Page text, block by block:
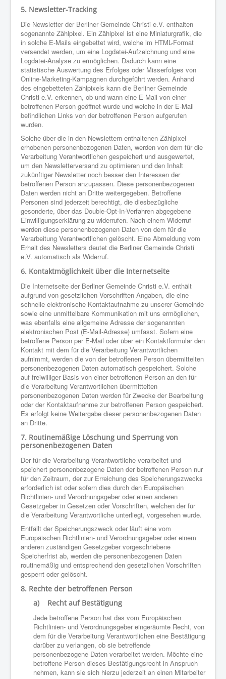
5. Newsletter-Tracking
Die Newsletter der Berliner Gemeinde Christi e.V. enthalten
sogenannte Zählpixel. Ein Zählpixel ist eine Miniaturgrafik, die
in solche E-Mails eingebettet wird, welche im HTML-Format
versendet werden, um eine Logdatei-Aufzeichnung und eine
Logdatei-Analyse zu ermöglichen. Dadurch kann eine
statistische Auswertung des Erfolges oder Misserfolges von
Online-Marketing-Kampagnen durchgeführt werden. Anhand
des eingebetteten Zählpixels kann die Berliner Gemeinde
Christi e.V. erkennen, ob und wann eine E-Mail von einer
betroffenen Person geöffnet wurde und welche in der E-Mail
befindlichen Links von der betroffenen Person aufgerufen
wurden.
Solche über die in den Newslettern enthaltenen Zählpixel
erhobenen personenbezogenen Daten, werden von dem für die
Verarbeitung Verantwortlichen gespeichert und ausgewertet,
um den Newsletterversand zu optimieren und den Inhalt
zukünftiger Newsletter noch besser den Interessen der
betroffenen Person anzupassen. Diese personenbezogenen
Daten werden nicht an Dritte weitergegeben. Betroffene
Personen sind jederzeit berechtigt, die diesbezügliche
gesonderte, über das Double-Opt-In-Verfahren abgegebene
Einwilligungserklärung zu widerrufen. Nach einem Widerruf
werden diese personenbezogenen Daten von dem für die
Verarbeitung Verantwortlichen gelöscht. Eine Abmeldung vom
Erhalt des Newsletters deutet die Berliner Gemeinde Christi
e.V. automatisch als Widerruf.
6. Kontaktmöglichkeit über die Internetseite
Die Internetseite der Berliner Gemeinde Christi e.V. enthält
aufgrund von gesetzlichen Vorschriften Angaben, die eine
schnelle elektronische Kontaktaufnahme zu unserer Gemeinde
sowie eine unmittelbare Kommunikation mit uns ermöglichen,
was ebenfalls eine allgemeine Adresse der sogenannten
elektronischen Post (E-Mail-Adresse) umfasst. Sofern eine
betroffene Person per E-Mail oder über ein Kontaktformular den
Kontakt mit dem für die Verarbeitung Verantwortlichen
aufnimmt, werden die von der betroffenen Person übermittelten
personenbezogenen Daten automatisch gespeichert. Solche
auf freiwilliger Basis von einer betroffenen Person an den für
die Verarbeitung Verantwortlichen übermittelten
personenbezogenen Daten werden für Zwecke der Bearbeitung
oder der Kontaktaufnahme zur betroffenen Person gespeichert.
Es erfolgt keine Weitergabe dieser personenbezogenen Daten
an Dritte.
7. Routinemäßige Löschung und Sperrung von
personenbezogenen Daten
Der für die Verarbeitung Verantwortliche verarbeitet und
speichert personenbezogene Daten der betroffenen Person nur
für den Zeitraum, der zur Erreichung des Speicherungszwecks
erforderlich ist oder sofern dies durch den Europäischen
Richtlinien- und Verordnungsgeber oder einen anderen
Gesetzgeber in Gesetzen oder Vorschriften, welchen der für
die Verarbeitung Verantwortliche unterliegt, vorgesehen wurde.
Entfällt der Speicherungszweck oder läuft eine vom
Europäischen Richtlinien- und Verordnungsgeber oder einem
anderen zuständigen Gesetzgeber vorgeschriebene
Speicherfrist ab, werden die personenbezogenen Daten
routinemäßig und entsprechend den gesetzlichen Vorschriften
gesperrt oder gelöscht.
8. Rechte der betroffenen Person
a) Recht auf Bestätigung
Jede betroffene Person hat das vom Europäischen
Richtlinien- und Verordnungsgeber eingeräumte Recht, von
dem für die Verarbeitung Verantwortlichen eine Bestätigung
darüber zu verlangen, ob sie betreffende
personenbezogene Daten verarbeitet werden. Möchte eine
betroffene Person dieses Bestätigungsrecht in Anspruch
nehmen, kann sie sich hierzu jederzeit an einen Mitarbeiter